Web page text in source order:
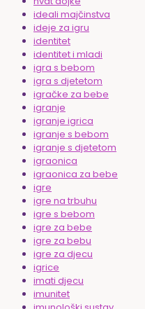
ideali majčinstva
ideje za igru
identitet
identitet i mladi
igra s bebom
igra s djetetom
igračke za bebe
igranje
igranje igrica
igranje s bebom
igranje s djetetom
igraonica
igraonica za bebe
igre
igre na trbuhu
igre s bebom
igre za bebe
igre za bebu
igre za djecu
igrice
imati djecu
imunitet